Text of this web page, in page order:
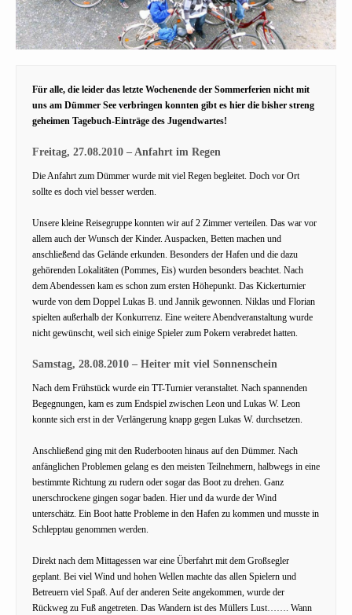
Für alle, die leider das letzte Wochenende der Sommerferien nicht mit
uns am Dümmer See verbringen konnten gibt es hier die bisher streng
geheimen Tagebuch-Einträge des Jugendwartes!
Freitag, 27.08.2010 – Anfahrt im Regen
Die Anfahrt zum Dümmer wurde mit viel Regen begleitet. Doch vor Ort
sollte es doch viel besser werden.
Unsere kleine Reisegruppe konnten wir auf 2 Zimmer verteilen. Das war vor
allem auch der Wunsch der Kinder. Auspacken, Betten machen und
anschließend das Gelände erkunden. Besonders der Hafen und die dazu
gehörenden Lokalitäten (Pommes, Eis) wurden besonders beachtet. Nach
dem Abendessen kam es schon zum ersten Höhepunkt. Das Kickerturnier
wurde von dem Doppel Lukas B. und Jannik gewonnen. Niklas und Florian
spielten außerhalb der Konkurrenz. Eine weitere Abendveranstaltung wurde
nicht gewünscht, weil sich einige Spieler zum Pokern verabredet hatten.
Samstag, 28.08.2010 – Heiter mit viel Sonnenschein
Nach dem Frühstück wurde ein TT-Turnier veranstaltet. Nach spannenden
Begegnungen, kam es zum Endspiel zwischen Leon und Lukas W. Leon
konnte sich erst in der Verlängerung knapp gegen Lukas W. durchsetzen.
Anschließend ging mit den Ruderbooten hinaus auf den Dümmer. Nach
anfänglichen Problemen gelang es den meisten Teilnehmern, halbwegs in eine
bestimmte Richtung zu rudern oder sogar das Boot zu drehen. Ganz
unerschrockene gingen sogar baden. Hier und da wurde der Wind
unterschätz. Ein Boot hatte Probleme in den Hafen zu kommen und musste in
Schlepptau genommen werden.
Direkt nach dem Mittagessen war eine Überfahrt mit dem Großsegler
geplant. Bei viel Wind und hohen Wellen machte das allen Spielern und
Betreuern viel Spaß. Auf der anderen Seite angekommen, wurde der
Rückweg zu Fuß angetreten. Das Wandern ist des Müllers Lust……. Wann